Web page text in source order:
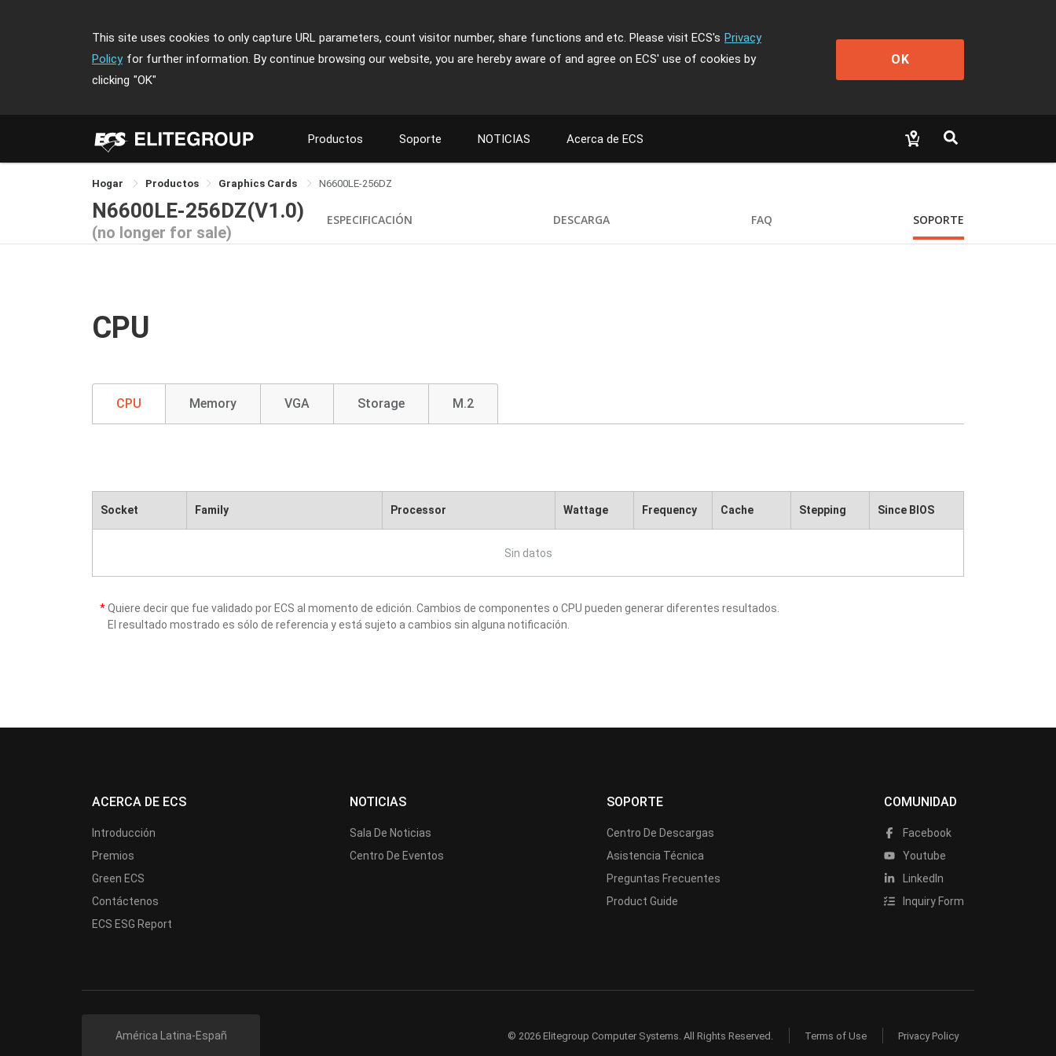
This site uses cookies to only capture URL parameters, count visitor number, share functions and etc. Please visit ECS's Privacy
Policy for further information. By continue browsing our website, you are hereby aware of and agree on ECS' use of cookies by
clicking "OK"
OK
Productos Soporte NOTICIAS Acerca de ECS
Hogar Productos Graphics Cards N6600LE-256DZ
N6600LE-256DZ(V1.0)
(no longer for sale)
ESPECIFICACIÓN DESCARGA FAQ SOPORTE
CPU
CPU Memory VGA Storage M.2
Socket Family Processor Wattage Frequency Cache Stepping Since BIOS
Sin datos
*Quiere decir que fue validado por ECS al momento de edición. Cambios de componentes o CPU pueden generar diferentes resultados.
El resultado mostrado es sólo de referencia y está sujeto a cambios sin alguna notificación.
ACERCA DE ECS
Introducción
Premios
Green ECS
Contáctenos
ECS ESG Report
NOTICIAS
Sala De Noticias
Centro De Eventos
SOPORTE
Centro De Descargas
Asistencia Técnica
Preguntas Frecuentes
Product Guide
COMUNIDAD
Facebook
Youtube
LinkedIn
Inquiry Form
América Latina-Españ © 2026 Elitegroup Computer Systems. All Rights Reserved. Terms of Use Privacy Policy